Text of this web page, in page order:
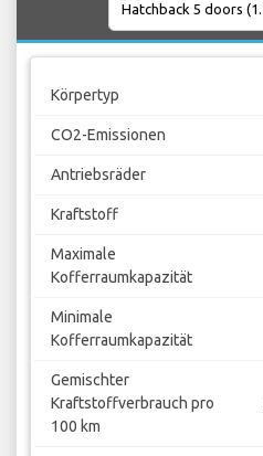
Körpertyp
CO2-Emissionen
Antriebsräder
Kraftstoff
Maximale
Kofferraumkapazität
Minimale
Kofferraumkapazität
Gemischter
Kraftstoffverbrauch pro
100 km